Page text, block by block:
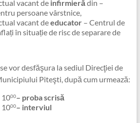
vacant de infirmieră din –
persoane vârstnice,
vacant deeducator– Centrul de
în situație de risc de separare de
vor desfăşura la sediul Direcţiei de
Piteşti, după cum urmează:
1000– proba scrisă
1000– interviul